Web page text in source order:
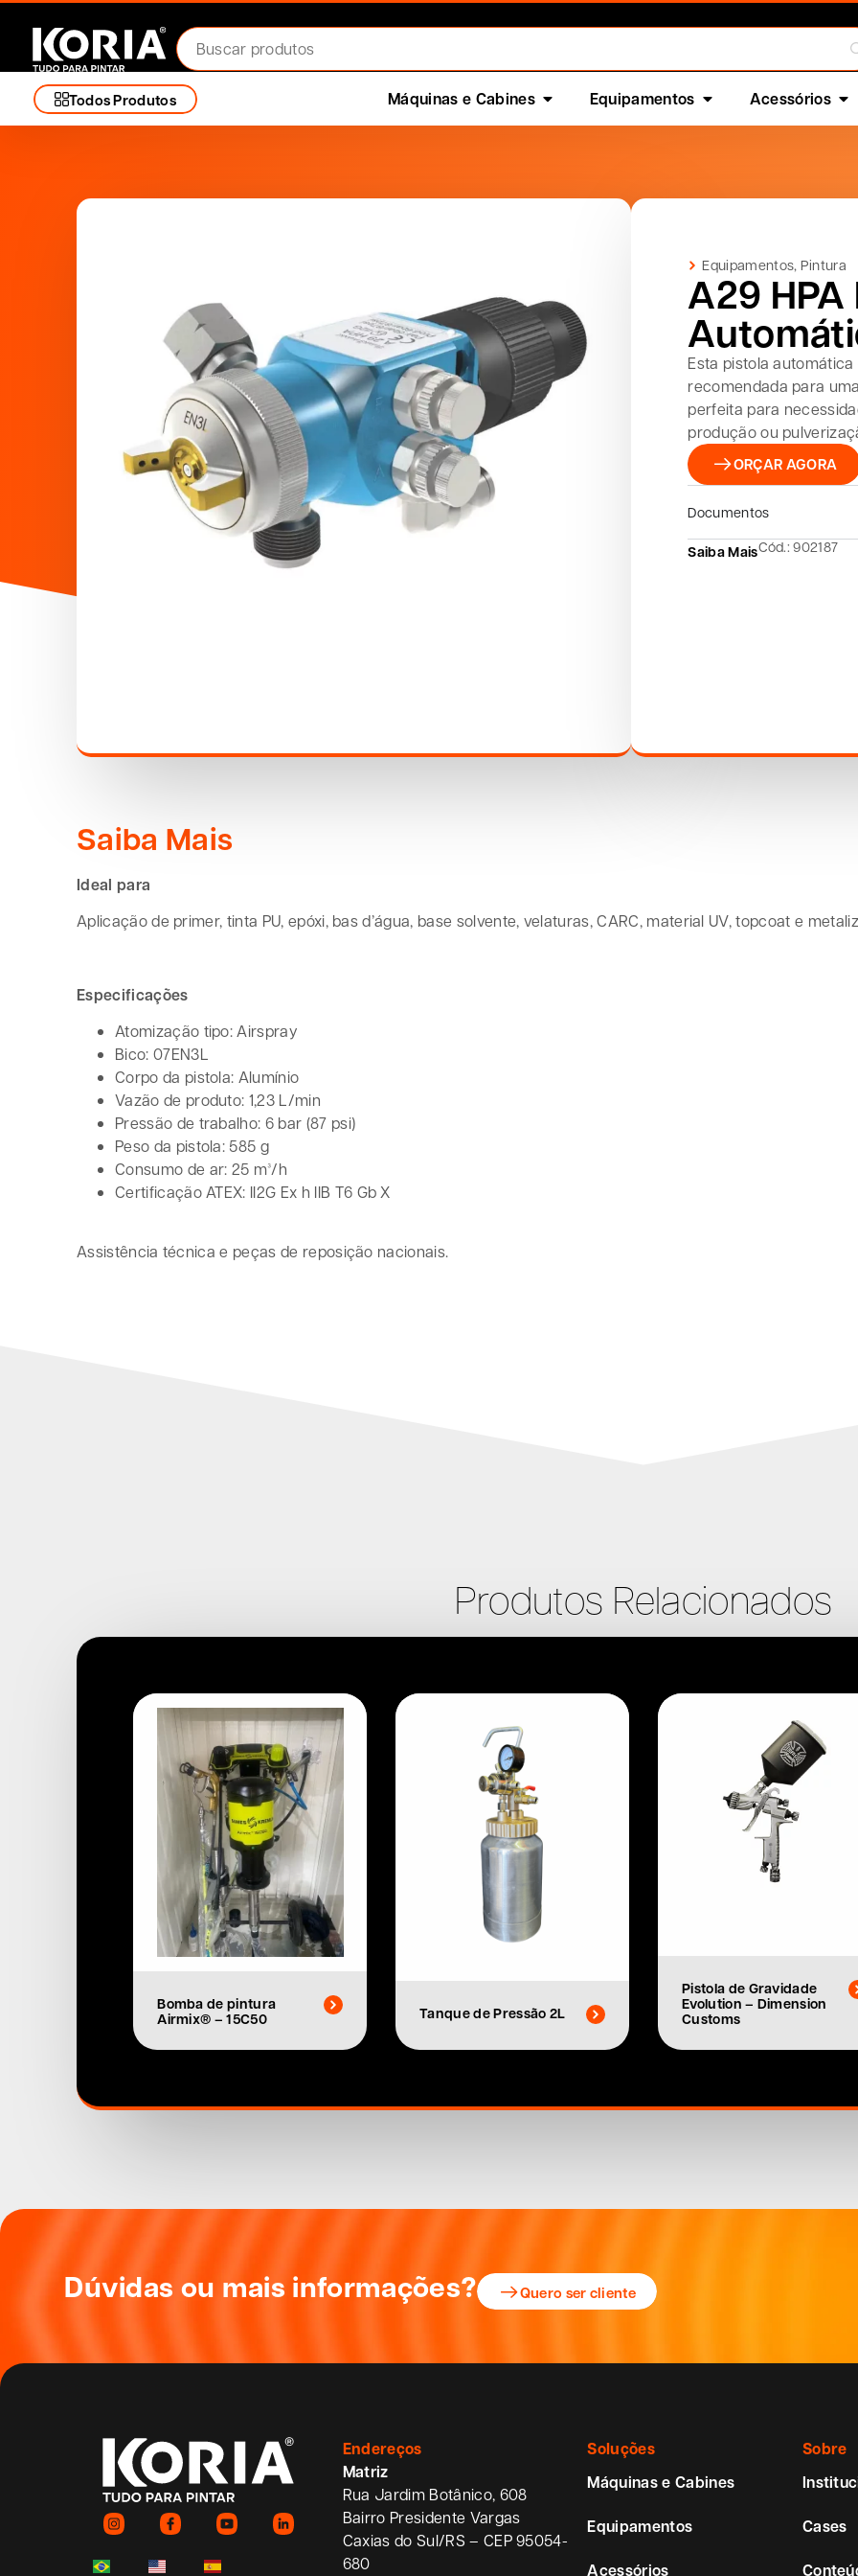
Todos Produtos Máquinas e Cabines Equipamentos Acessórios
Equipamentos, Pintura
A29
Esta pistola
recomendada para
perfeita para
produção ou
ORÇAR AGORA
Documentos
Saiba MaisCód.: 902187
Saiba Mais
Ideal para
Aplicação de primer, tinta PU, epóxi, bas d’água, base solvente, velaturas, CARC, material UV, topcoat e
Especificações
Atomização tipo: Airspray
Bico: 07EN3L
Corpo da pistola: Alumínio
Vazão de produto: 1,23 L/min
Pressão de trabalho: 6 bar (87 psi)
Peso da pistola: 585 g
Consumo de ar: 25 m³/h
Certificação ATEX: II2G Ex h IIB T6 Gb X
Assistência técnica e peças de reposição nacionais.
Produtos Relacionados
Bomba de pintura
Airmix® – 15C50
Tanque de Pressão 2L
Pistola de Gravidade
Evolution – Dimension
Customs
Dúvidas ou mais informações? Quero ser cliente
Endereços
Matriz
Rua Jardim Botânico, 608
Bairro Presidente Vargas
Caxias do Sul/RS – CEP 95054-
680
Soluções
Máquinas e Cabines
Equipamentos
Acessórios
Sobre
Cases